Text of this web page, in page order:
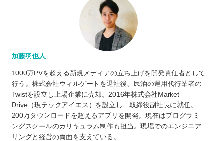
加藤羽也人
1000万PVを超える新規メディアの立ち上げを開発責任者として
行う。株式会社ウィルゲートを退社後、民泊の運用代行業者の
Twistを設立し上場企業に売却。2016年株式会社Market
Drive（現テックアイエス）を設立し、取締役副社長に就任。
200万ダウンロードを超えるアプリを開発。現在はプログラミ
ングスクールのカリキュラム制作も担当。現場でのエンジニア
リングと経営の両面を支えている。